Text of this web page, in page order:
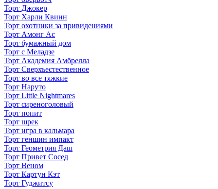
Торт Джокер
Торт Харли Квинн
Торт охотники за привидениями
Торт Амонг Ас
Торт бумажный дом
Торт с Меладзе
Торт Академия Амбрелла
Торт Сверхъестественное
Торт во все тяжкие
Торт Наруто
Торт Little Nightmares
Торт сиреноголовый
Торт попит
Торт шрек
Торт игра в кальмара
Торт геншин импакт
Торт Геометрия Даш
Торт Привет Сосед
Торт Веном
Торт Картун Кэт
Торт Гуджитсу